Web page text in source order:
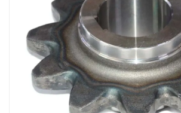
Гидротрансмиссионное
масло JOHN DEERE
5999.00 ₴ 6699.00 ₴